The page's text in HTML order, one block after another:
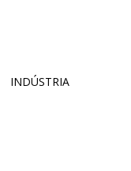
INDÚSTRIA